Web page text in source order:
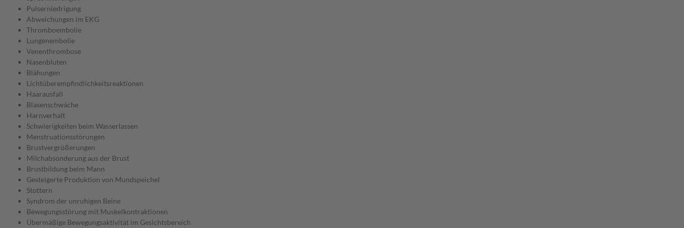
Pulserniedrigung
Abweichungen im EKG
Thromboembolie
Lungenembolie
Venenthrombose
Nasenbluten
Blähungen
Lichtüberempfindlichkeitsreaktionen
Haarausfall
Blasenschwäche
Harnverhalt
Schwierigkeiten beim Wasserlassen
Menstruationsstörungen
Brustvergrößerungen
Milchabsonderung aus der Brust
Brustbildung beim Mann
Gesteigerte Produktion von Mundspeichel
Stottern
Syndrom der unruhigen Beine
Bewegungsstörung mit Muskelkontraktionen
Übermäßige Bewegungsaktivität im Gesichtsbereich